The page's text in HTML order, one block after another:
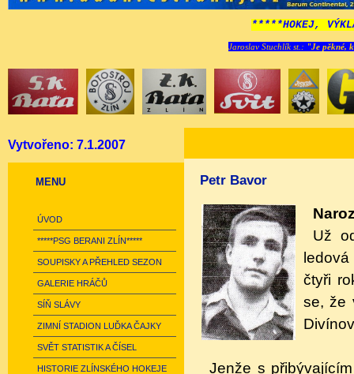
*****HOKEJ,
Jaroslav Stuchlík st.: "Je pěkné,
Vytvořeno: 7.1.2007
MENU
ÚVOD
*****PSG BERANI ZLÍN*****
SOUPISKY A PŘEHLED SEZON
GALERIE HRÁČŮ
SÍŇ SLÁVY
ZIMNÍ STADION LUĎKA ČAJKY
SVĚT STATISTIK A ČÍSEL
HISTORIE ZLÍNSKÉHO HOKEJE
Petr Bavor
Už
ledová
čtyři
se, že
Jenže s